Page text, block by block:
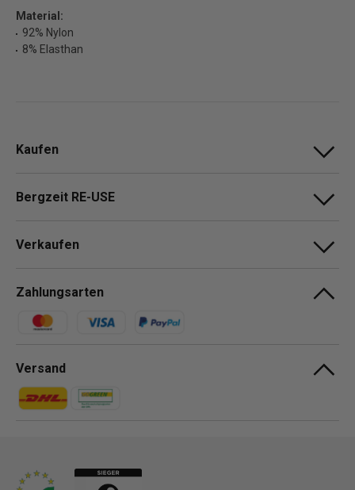
Material:
92% Nylon
8% Elasthan
Kaufen
Bergzeit RE-USE
Verkaufen
Zahlungsarten
Zahlungsmethoden
Versand
Zahlungsmethoden
Zahlungsmethoden